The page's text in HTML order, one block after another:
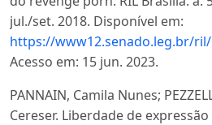
jul./set. 2018. Disponível em:
https://www12.senado.leg.br/
Acesso em: 15 jun. 2023.
PANNAIN, Camila Nunes;
Cereser. Liberdade de